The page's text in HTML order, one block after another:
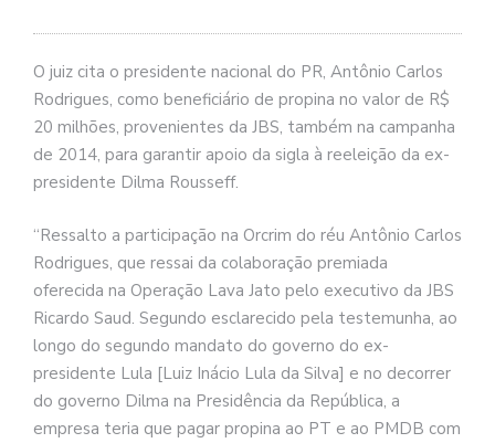
O juiz cita o presidente nacional do PR, Antônio Carlos
Rodrigues, como beneficiário de propina no valor de R$
20 milhões, provenientes da JBS, também na campanha
de 2014, para garantir apoio da sigla à reeleição da ex-
presidente Dilma Rousseff.
“Ressalto a participação na Orcrim do réu Antônio Carlos
Rodrigues, que ressai da colaboração premiada
oferecida na Operação Lava Jato pelo executivo da JBS
Ricardo Saud. Segundo esclarecido pela testemunha, ao
longo do segundo mandato do governo do ex-
presidente Lula [Luiz Inácio Lula da Silva] e no decorrer
do governo Dilma na Presidência da República, a
empresa teria que pagar propina ao PT e ao PMDB com